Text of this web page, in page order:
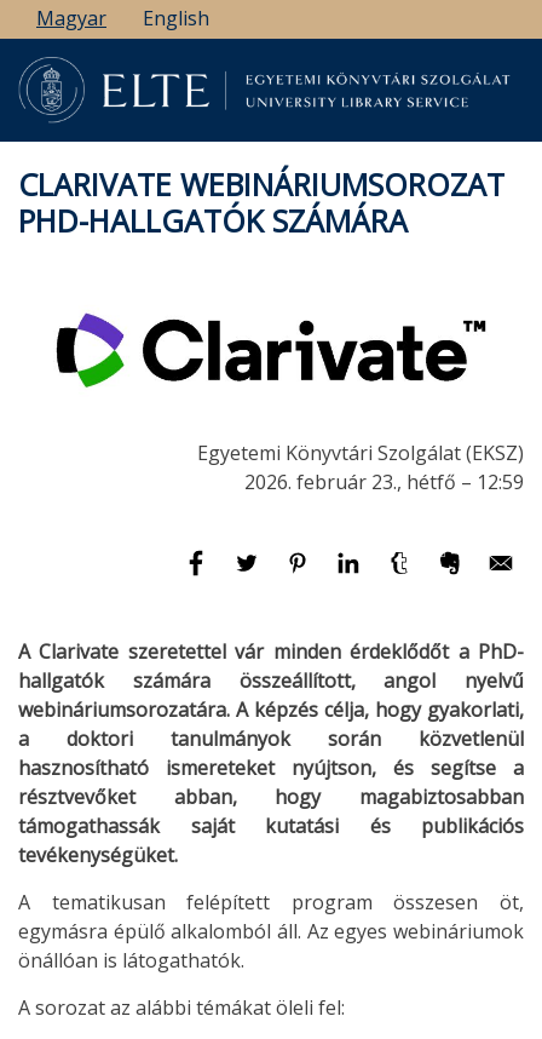
Ugrás
a
tartalomra
Magyar English
CLARIVATE WEBINÁRIUMSOROZAT
PHD-HALLGATÓK SZÁMÁRA
Egyetemi Könyvtári Szolgálat (EKSZ)
2026. február 23., hétfő – 12:59
A Clarivate szeretettel vár minden érdeklődőt a PhD-
hallgatók számára összeállított, angol nyelvű
webináriumsorozatára. A képzés célja, hogy gyakorlati,
a doktori tanulmányok során közvetlenül
hasznosítható ismereteket nyújtson, és segítse a
résztvevőket abban, hogy magabiztosabban
támogathassák saját kutatási és publikációs
tevékenységüket.
A tematikusan felépített program összesen öt,
egymásra épülő alkalomból áll. Az egyes webináriumok
önállóan is látogathatók.
A sorozat az alábbi témákat öleli fel: